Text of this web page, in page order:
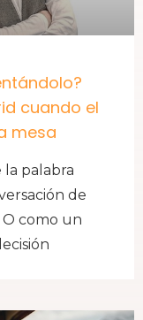
cuando el
mesa
la palabra
de
O como un